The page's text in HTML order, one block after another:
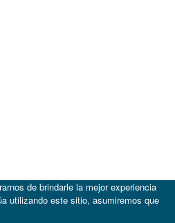
de brindarle la mejor experiencia
utilizando este sitio, asumiremos que